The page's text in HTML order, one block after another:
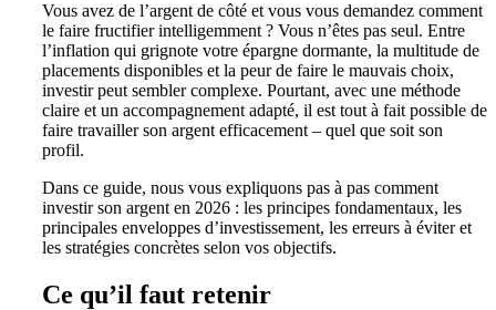
Vous avez de l’argent de côté et vous vous demandez comment
le faire fructifier intelligemment ? Vous n’êtes pas seul. Entre
l’inflation qui grignote votre épargne dormante, la multitude de
placements disponibles et la peur de faire le mauvais choix,
investir peut sembler complexe. Pourtant, avec une méthode
claire et un accompagnement adapté, il est tout à fait possible de
faire travailler son argent efficacement – quel que soit son
profil.
Dans ce guide, nous vous expliquons pas à pas comment
investir son argent en 2026 : les principes fondamentaux, les
principales enveloppes d’investissement, les erreurs à éviter et
les stratégies concrètes selon vos objectifs.
Ce qu’il faut retenir